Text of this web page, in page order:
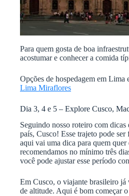
Para quem gosta de boa
acostumar e conhecer a comida
Opções de hospedagem em Lima
Lima Miraflores
Dia 3, 4 e 5 – Explore Cusco,
Seguindo nosso roteiro com dicas
país, Cusco! Esse trajeto pode ser
aqui vai uma dica para quem
recomendamos no mínimo três
você pode ajustar esse período
Em Cusco, o viajante brasileiro já
de altitude. Aqui é bom começar